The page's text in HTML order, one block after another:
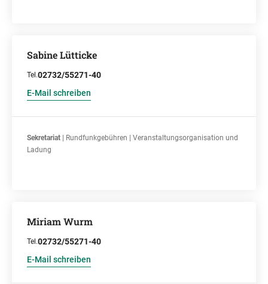
Sabine Lütticke
Tel.02732/55271-40
E-Mail schreiben
Sekretariat
| Rundfunkgebühren | Veranstaltungsorganisation und
Ladung
Miriam Wurm
Tel.02732/55271-40
E-Mail schreiben